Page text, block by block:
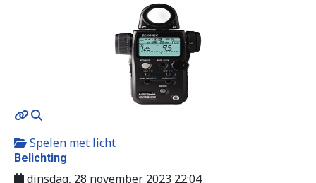
MOD_JTCS_VIEW_ARTICLE_LINK
Spelen met licht
Belichting
dinsdag, 28 november 2023 22:04